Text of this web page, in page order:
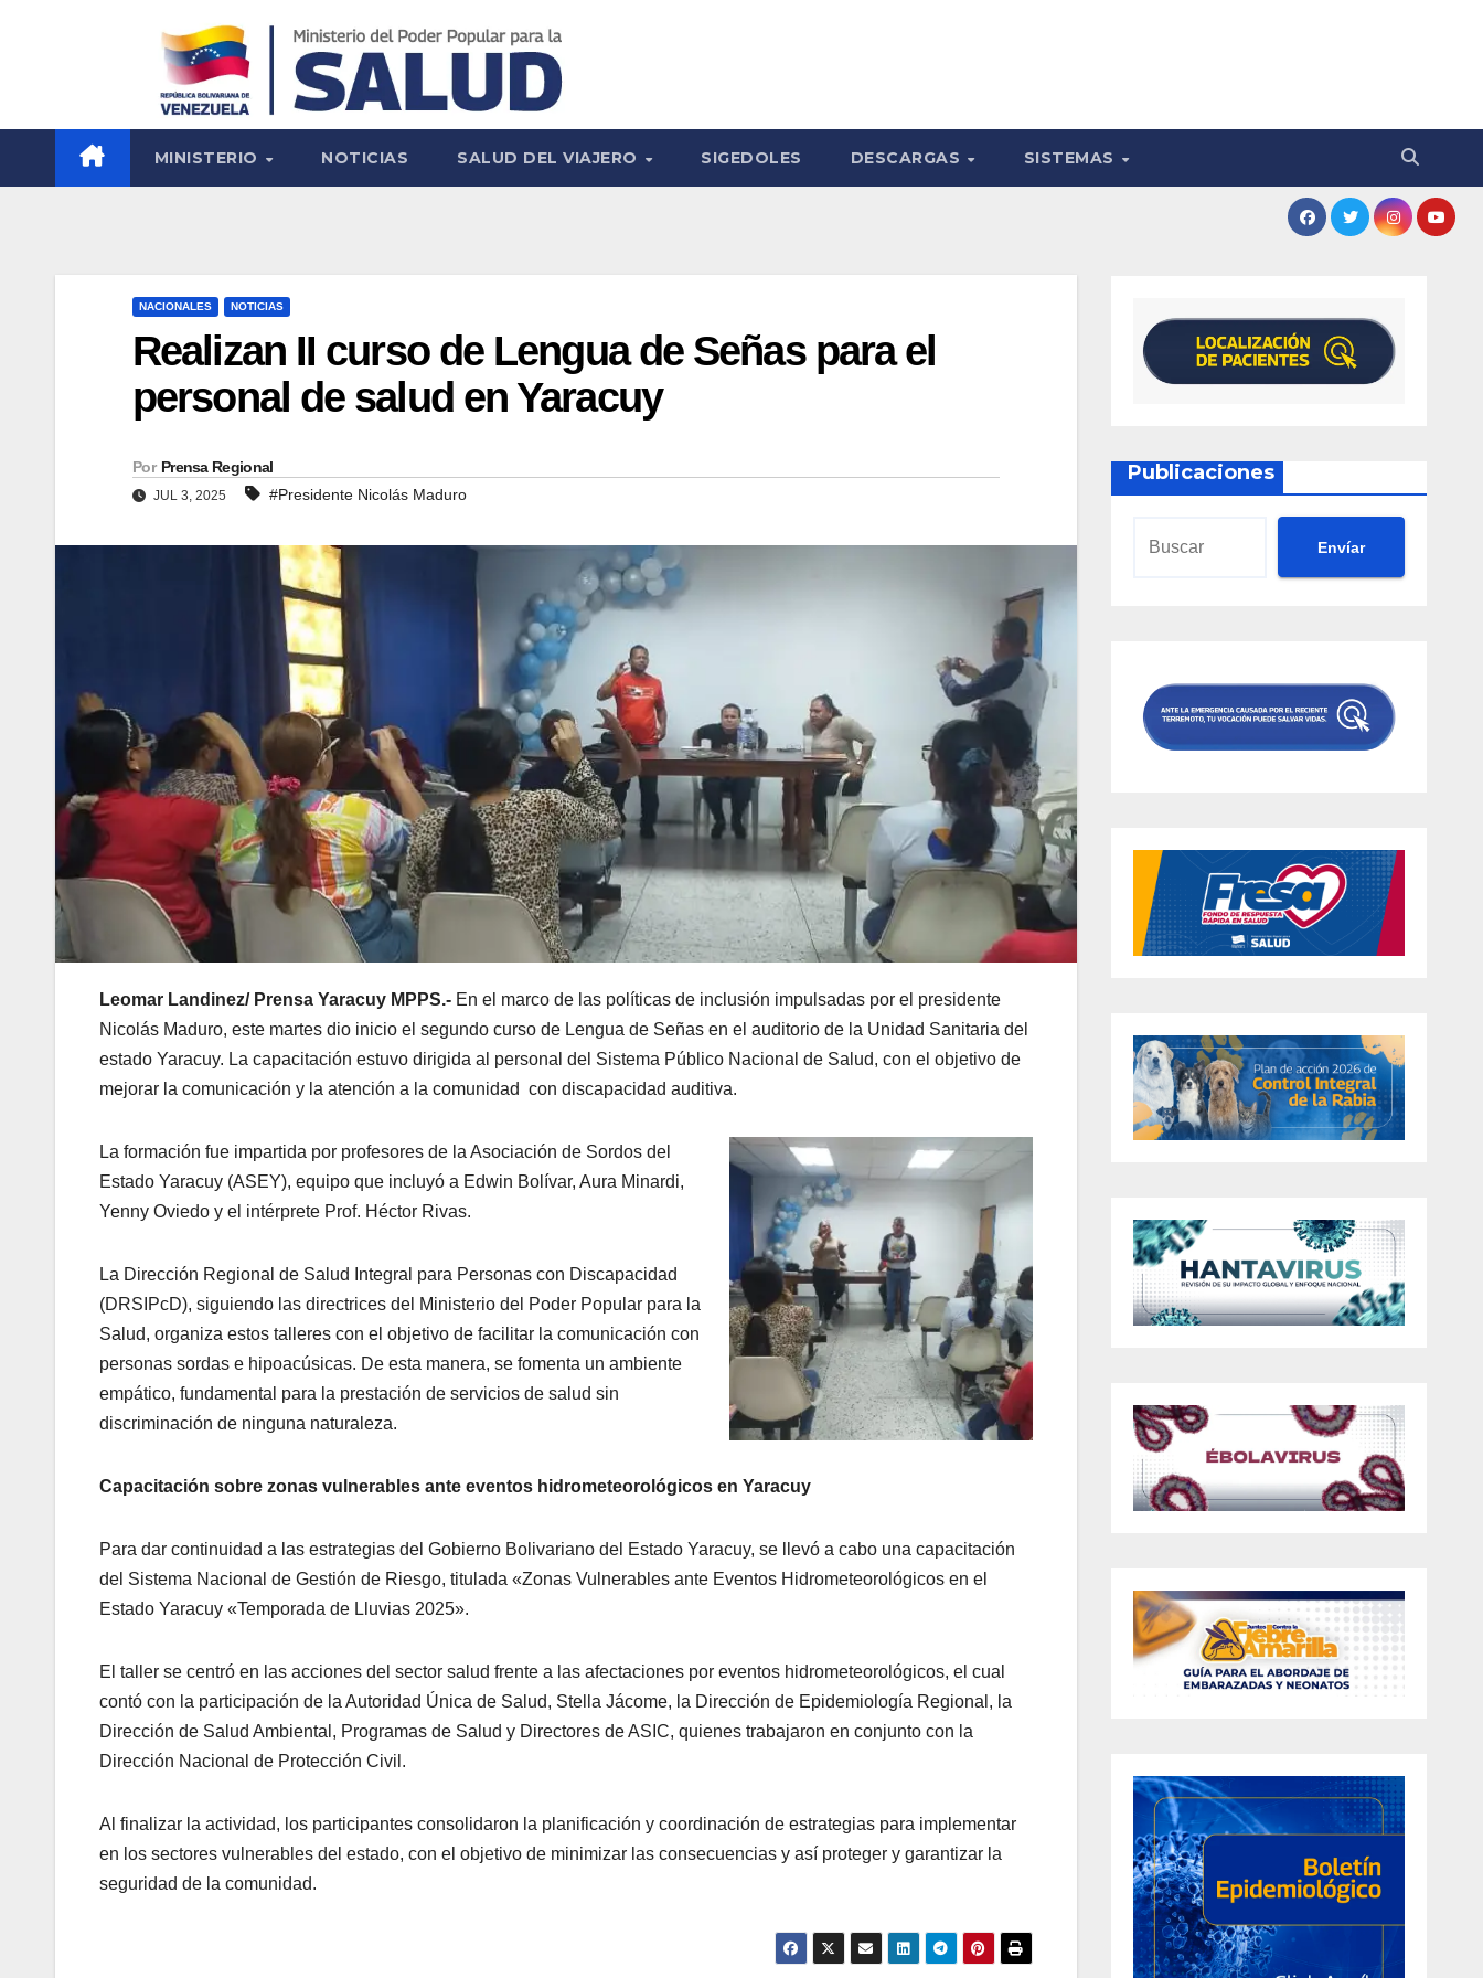
MINISTERIO NOTICIAS SALUD DEL VIAJERO SIGEDOLES DESCARGAS SISTEMAS
NACIONALES NOTICIAS
Realizan II curso de Lengua de Señas para el
personal de salud en Yaracuy
Por Prensa Regional
JUL 3, 2025 #Presidente Nicolás Maduro
Leomar Landinez/ Prensa Yaracuy MPPS.- En el marco de las políticas de inclusión impulsadas por el presidente
Nicolás Maduro, este martes dio inicio el segundo curso de Lengua de Señas en el auditorio de la Unidad Sanitaria del
estado Yaracuy. La capacitación estuvo dirigida al personal del Sistema Público Nacional de Salud, con el objetivo de
mejorar la comunicación y la atención a la comunidad con discapacidad auditiva.
La formación fue impartida por profesores de la Asociación de Sordos del
Estado Yaracuy (ASEY), equipo que incluyó a Edwin Bolívar, Aura Minardi,
Yenny Oviedo y el intérprete Prof. Héctor Rivas.
La Dirección Regional de Salud Integral para Personas con Discapacidad
(DRSIPcD), siguiendo las directrices del Ministerio del Poder Popular para la
Salud, organiza estos talleres con el objetivo de facilitar la comunicación con
personas sordas e hipoacúsicas. De esta manera, se fomenta un ambiente
empático, fundamental para la prestación de servicios de salud sin
discriminación de ninguna naturaleza.
Capacitación sobre zonas vulnerables ante eventos hidrometeorológicos en Yaracuy
Para dar continuidad a las estrategias del Gobierno Bolivariano del Estado Yaracuy, se llevó a cabo una capacitación
del Sistema Nacional de Gestión de Riesgo, titulada «Zonas Vulnerables ante Eventos Hidrometeorológicos en el
Estado Yaracuy «Temporada de Lluvias 2025».
El taller se centró en las acciones del sector salud frente a las afectaciones por eventos hidrometeorológicos, el cual
contó con la participación de la Autoridad Única de Salud, Stella Jácome, la Dirección de Epidemiología Regional, la
Dirección de Salud Ambiental, Programas de Salud y Directores de ASIC, quienes trabajaron en conjunto con la
Dirección Nacional de Protección Civil.
Al finalizar la actividad, los participantes consolidaron la planificación y coordinación de estrategias para implementar
en los sectores vulnerables del estado, con el objetivo de minimizar las consecuencias y así proteger y garantizar la
seguridad de la comunidad.
Publicaciones
Envíar